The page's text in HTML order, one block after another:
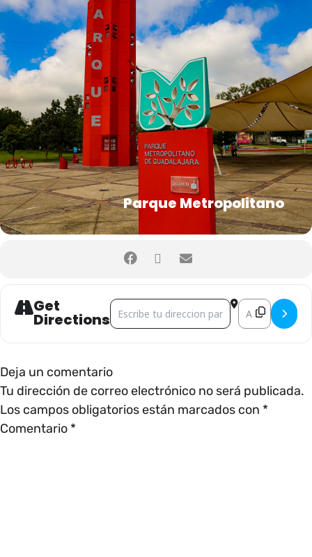
Parque Metropolitano
Get
Directions
Address - CINEMALIVE [] Destination
Deja un comentario
Tu dirección de correo electrónico no será publicada.
Los campos obligatorios están marcados con *
Comentario *